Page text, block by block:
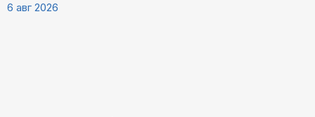
6 авг 2026